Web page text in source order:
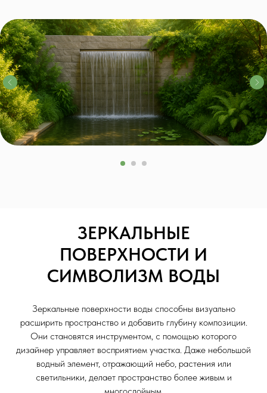
ЗЕРКАЛЬНЫЕ
ПОВЕРХНОСТИ И
СИМВОЛИЗМ ВОДЫ
Зеркальные поверхности воды способны визуально
расширить пространство и добавить глубину композиции.
Они становятся инструментом, с помощью которого
дизайнер управляет восприятием участка. Даже небольшой
водный элемент, отражающий небо, растения или
светильники, делает пространство более живым и